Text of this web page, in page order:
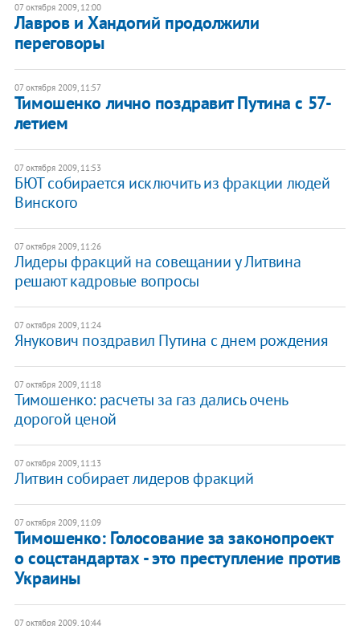
07 октября 2009, 12:00
Лавров и Хандогий продолжили
переговоры
07 октября 2009, 11:57
Тимошенко лично поздравит Путина с 57-
летием
07 октября 2009, 11:53
БЮТ собирается исключить из фракции людей
Винского
07 октября 2009, 11:26
Лидеры фракций на совещании у Литвина
решают кадровые вопросы
07 октября 2009, 11:24
Янукович поздравил Путина с днем рождения
07 октября 2009, 11:18
Тимошенко: расчеты за газ дались очень
дорогой ценой
07 октября 2009, 11:13
Литвин собирает лидеров фракций
07 октября 2009, 11:09
Тимошенко: Голосование за законопроект
о соцстандартах - это преступление против
Украины
07 октября 2009, 10:44